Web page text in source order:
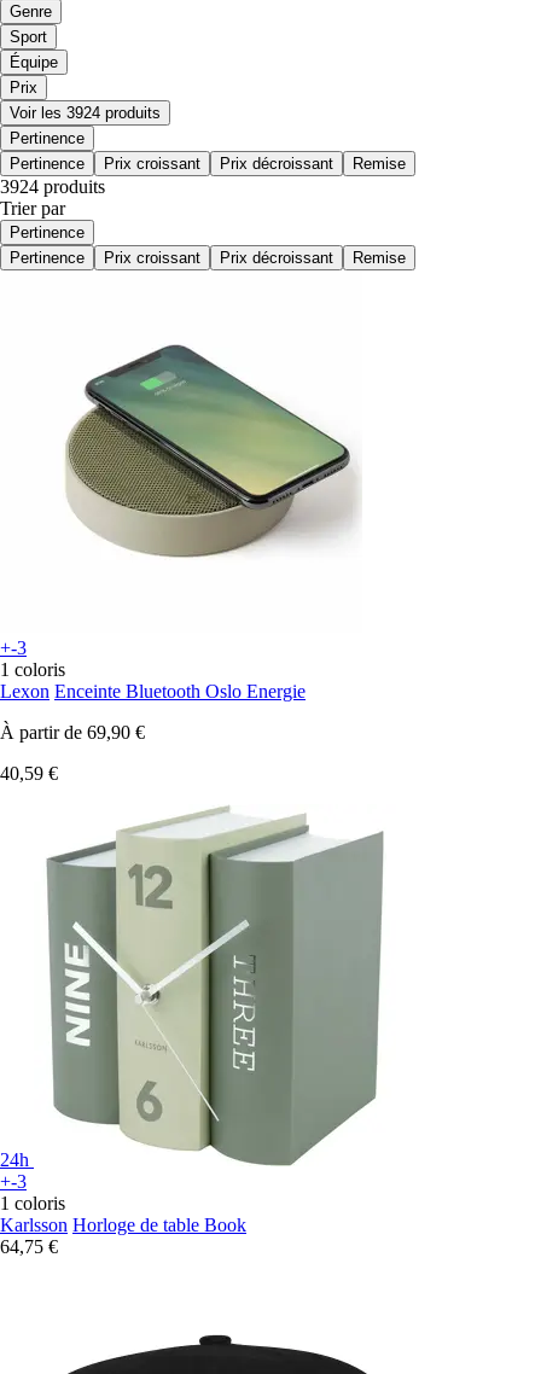
Genre
Sport
Équipe
Prix
Voir les 3924 produits
Pertinence
Pertinence
Prix croissant Prix décroissant Remise
3924 produits
Trier par
Pertinence
Pertinence
Prix croissant Prix décroissant Remise
+-3
1 coloris
Lexon Enceinte Bluetooth Oslo Energie
À partir de 69,90 €
40,59 €
24h
+-3
1 coloris
Karlsson Horloge de table Book
64,75 €